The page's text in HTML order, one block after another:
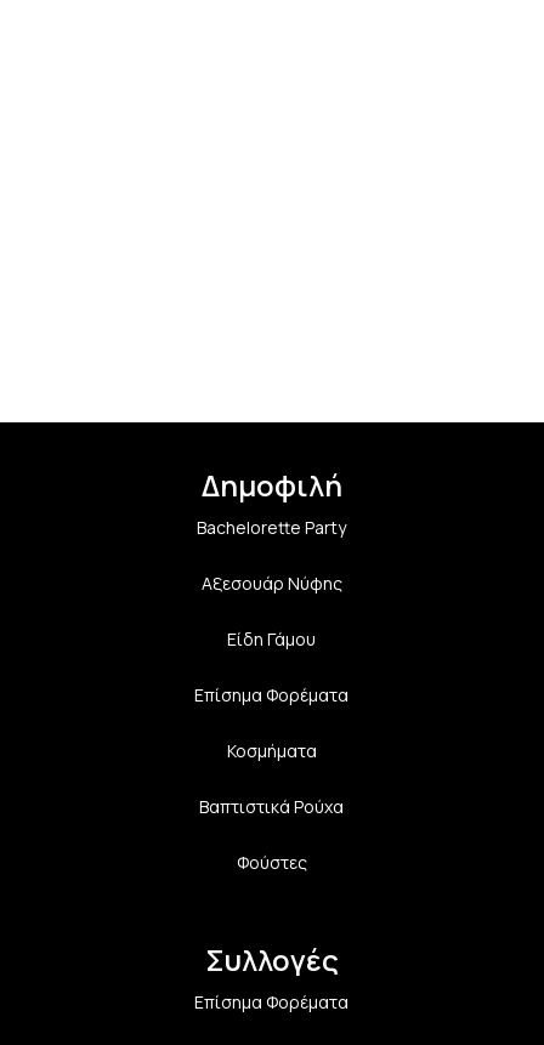
Δημοφιλή
Bachelorette Party
Αξεσουάρ Νύφης
Είδη Γάμου
Επίσημα Φορέματα
Κοσμήματα
Βαπτιστικά Ρούχα
Φούστες
Συλλογές
Επίσημα Φορέματα